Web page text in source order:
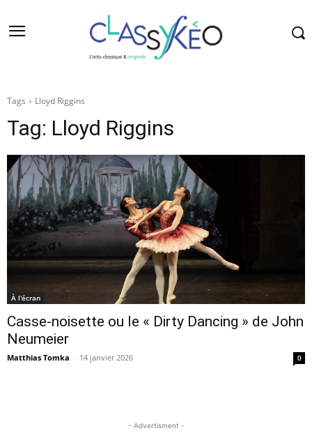
Tags Lloyd Riggins
Tag: Lloyd Riggins
À l'écran
Casse-noisette ou le « Dirty Dancing » de John
Neumeier
Matthias Tomka - 14 janvier 2026 0
- Advertisment -